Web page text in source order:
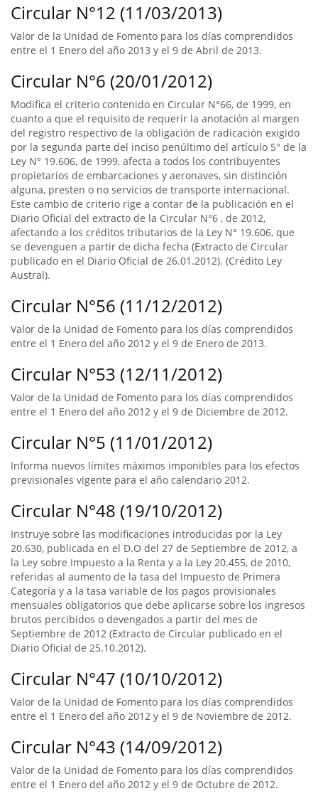
Circular N°12 (11/03/2013)
Valor de la Unidad de Fomento para los días comprendidos
entre el 1 Enero del año 2013 y el 9 de Abril de 2013.
Circular N°6 (20/01/2012)
Modifica el criterio contenido en Circular N°66, de 1999, en
cuanto a que el requisito de requerir la anotación al margen
del registro respectivo de la obligación de radicación exigido
por la segunda parte del inciso penúltimo del artículo 5° de la
Ley N° 19.606, de 1999, afecta a todos los contribuyentes
propietarios de embarcaciones y aeronaves, sin distinción
alguna, presten o no servicios de transporte internacional.
Este cambio de criterio rige a contar de la publicación en el
Diario Oficial del extracto de la Circular N°6 , de 2012,
afectando a los créditos tributarios de la Ley N° 19.606, que
se devenguen a partir de dicha fecha (Extracto de Circular
publicado en el Diario Oficial de 26.01.2012). (Crédito Ley
Austral).
Circular N°56 (11/12/2012)
Valor de la Unidad de Fomento para los días comprendidos
entre el 1 Enero del año 2012 y el 9 de Enero de 2013.
Circular N°53 (12/11/2012)
Valor de la Unidad de Fomento para los días comprendidos
entre el 1 Enero del año 2012 y el 9 de Diciembre de 2012.
Circular N°5 (11/01/2012)
Informa nuevos límites máximos imponibles para los efectos
previsionales vigente para el año calendario 2012.
Circular N°48 (19/10/2012)
Instruye sobre las modificaciones introducidas por la Ley
20.630, publicada en el D.O del 27 de Septiembre de 2012, a
la Ley sobre Impuesto a la Renta y a la Ley 20.455, de 2010,
referidas al aumento de la tasa del Impuesto de Primera
Categoría y a la tasa variable de los pagos provisionales
mensuales obligatorios que debe aplicarse sobre los ingresos
brutos percibidos o devengados a partir del mes de
Septiembre de 2012 (Extracto de Circular publicado en el
Diario Oficial de 25.10.2012).
Circular N°47 (10/10/2012)
Valor de la Unidad de Fomento para los días comprendidos
entre el 1 Enero del año 2012 y el 9 de Noviembre de 2012.
Circular N°43 (14/09/2012)
Valor de la Unidad de Fomento para los días comprendidos
entre el 1 Enero del año 2012 y el 9 de Octubre de 2012.